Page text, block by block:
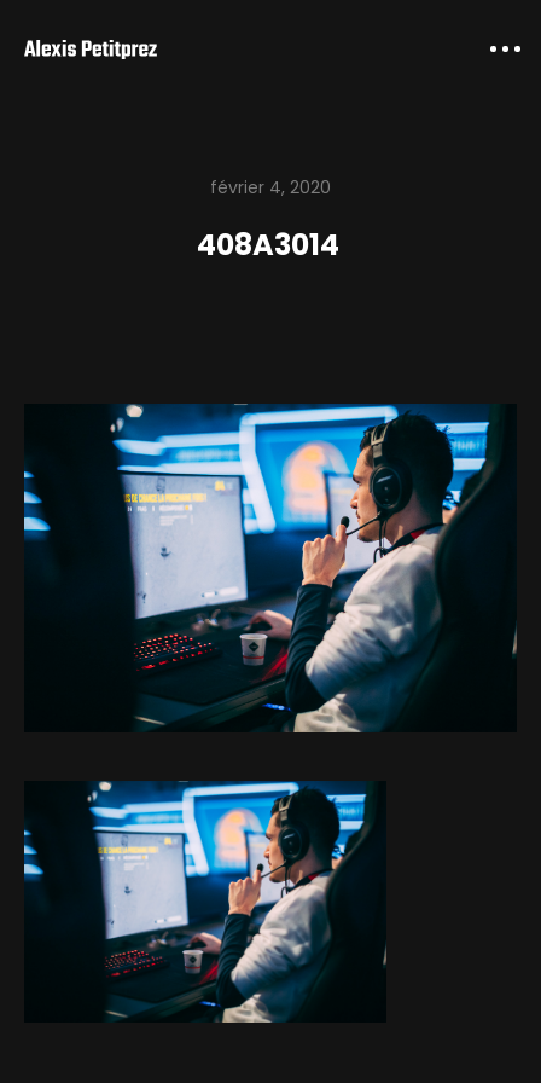
Projects
About
Blog
Contact
février 4, 2020
408A3014